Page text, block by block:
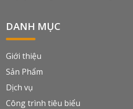
DANH MỤC
Giới thiệu
Sản Phẩm
Dịch vụ
Công trình tiêu biểu